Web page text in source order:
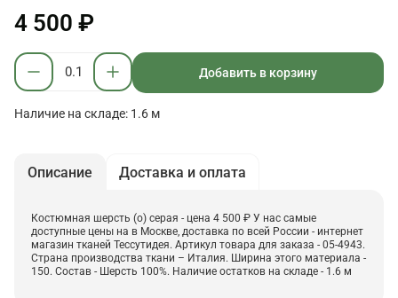
4 500 ₽
Добавить в корзину
Наличие на складе: 1.6 м
Описание Доставка и оплата
Костюмная шерсть (о) серая - цена 4 500 ₽ У нас самые
доступные цены на в Москве, доставка по всей России - интернет
магазин тканей Тессутидея. Артикул товара для заказа - 05-4943.
Страна производства ткани – Италия. Ширина этого материала -
150. Состав - Шерсть 100%. Наличие остатков на складе - 1.6 м